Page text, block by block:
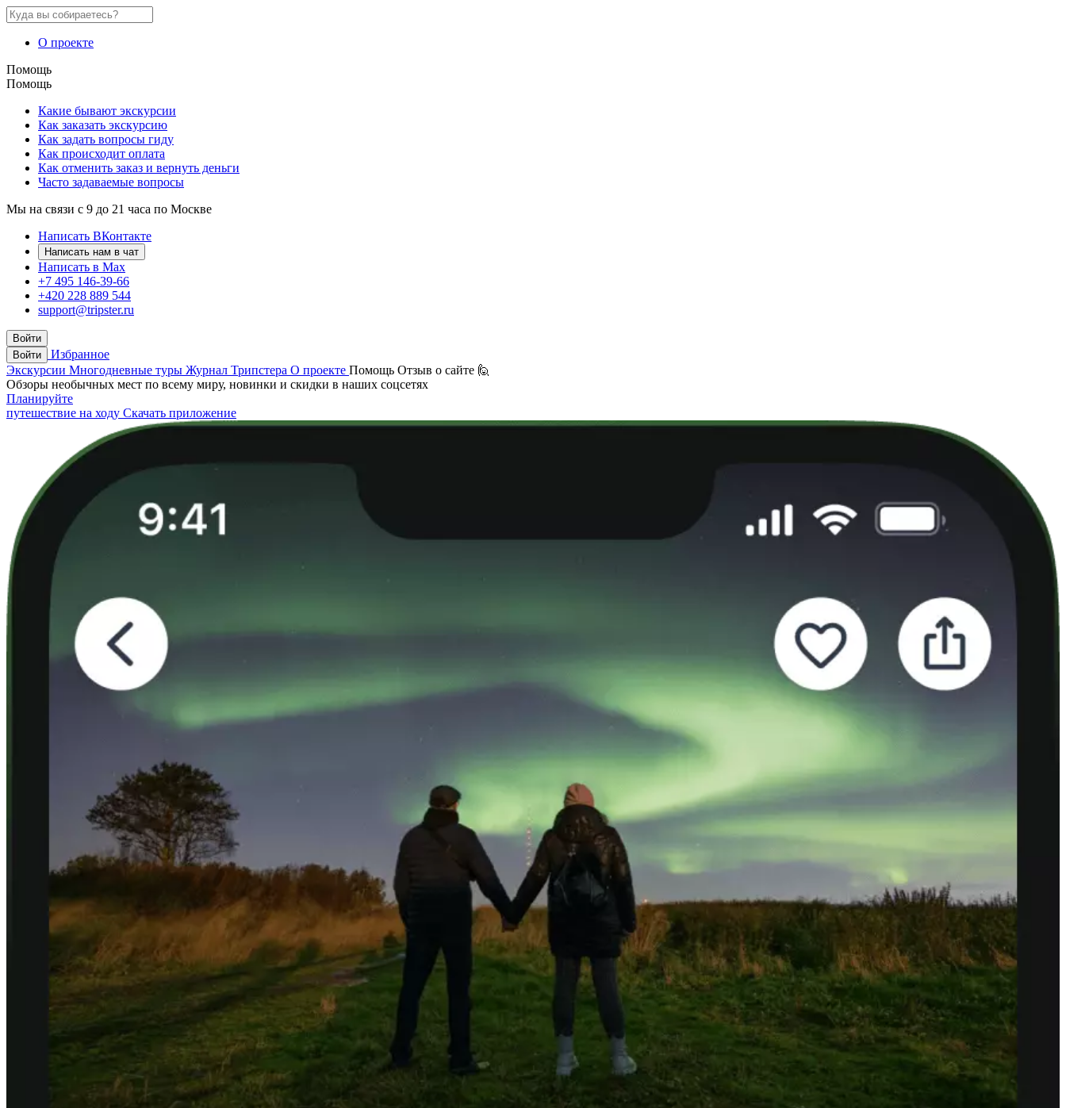
О проекте
Помощь
Помощь
Какие бывают экскурсии
Как заказать экскурсию
Как задать вопросы гиду
Как происходит оплата
Как отменить заказ и вернуть деньги
Часто задаваемые вопросы
Мы на связи с 9 до 21 часа по Москве
Написать ВКонтакте
Написать нам в чат
Написать в Max
+7 495 146-39-66
+420 228 889 544
support@tripster.ru
Войти
Войти
Избранное
Экскурсии Многодневные туры Журнал Трипстера О проекте Помощь Отзыв о сайте 🙋
Обзоры необычных мест по всему миру, новинки и скидки в наших соцсетях
Планируйте
путешествие на ходу Скачать приложение